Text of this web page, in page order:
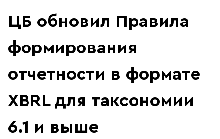
ЦБ обновил Правила
формирования
отчетности в формате
XBRL для таксономии
6.1 и выше